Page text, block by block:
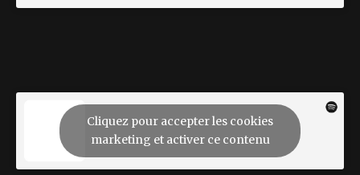
Cliquez pour accepter les cookies
marketing et activer ce contenu